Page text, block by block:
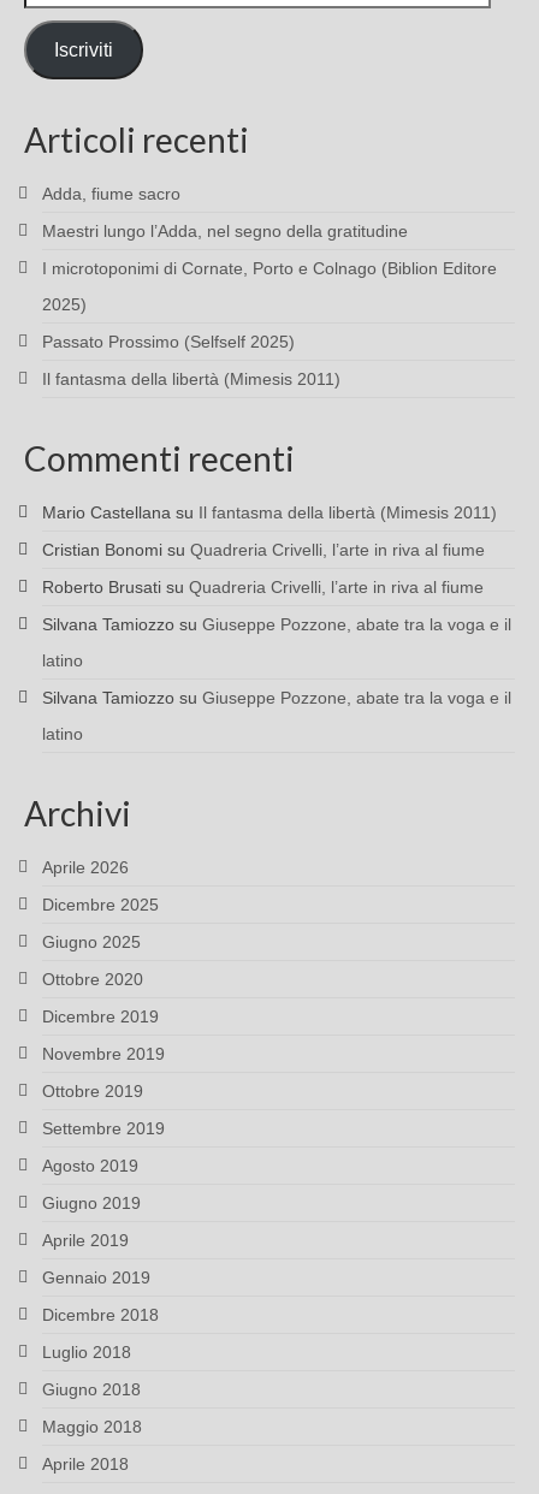
e-
mail
Iscriviti
Articoli recenti
Adda, fiume sacro
Maestri lungo l’Adda, nel segno della gratitudine
I microtoponimi di Cornate, Porto e Colnago (Biblion Editore
2025)
Passato Prossimo (Selfself 2025)
Il fantasma della libertà (Mimesis 2011)
Commenti recenti
Mario Castellana su Il fantasma della libertà (Mimesis 2011)
Cristian Bonomi su Quadreria Crivelli, l’arte in riva al fiume
Roberto Brusati su Quadreria Crivelli, l’arte in riva al fiume
Silvana Tamiozzo su Giuseppe Pozzone, abate tra la voga e il
latino
Silvana Tamiozzo su Giuseppe Pozzone, abate tra la voga e il
latino
Archivi
Aprile 2026
Dicembre 2025
Giugno 2025
Ottobre 2020
Dicembre 2019
Novembre 2019
Ottobre 2019
Settembre 2019
Agosto 2019
Giugno 2019
Aprile 2019
Gennaio 2019
Dicembre 2018
Luglio 2018
Giugno 2018
Maggio 2018
Aprile 2018